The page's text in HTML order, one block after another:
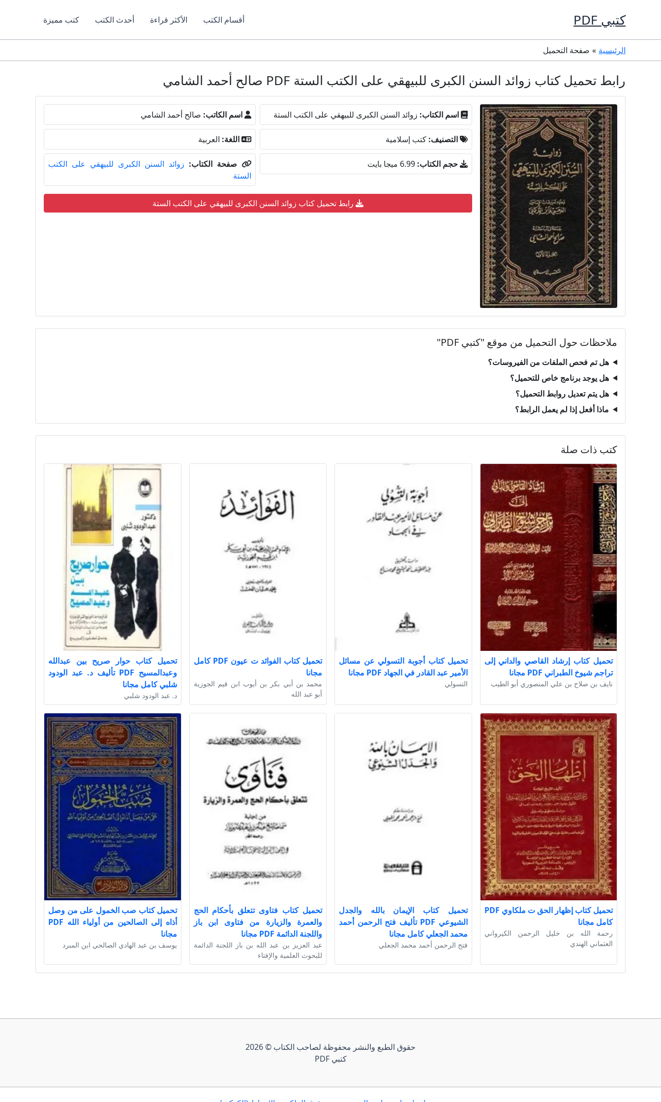
كتبي PDF أقسام الكتب الأكثر قراءة أحدث الكتب كتب مميزة
الرئيسية صفحة التحميل
رابط تحميل كتاب زوائد السنن الكبرى للبيهقي على الكتب الستة PDF صالح أحمد الشامي
اسم الكتاب: زوائد السنن الكبرى للبيهقي على الكتب الستة اسم الكاتب: صالح أحمد الشامي
التصنيف: كتب إسلامية اللغة: العربية
حجم الكتاب: 6.99 ميجا بايت صفحة الكتاب: زوائد السنن الكبرى للبيهقي على الكتب
الستة
رابط تحميل كتاب زوائد السنن الكبرى للبيهقي على الكتب الستة
ملاحظات حول التحميل من موقع "كتبي PDF"
هل تم فحص الملفات من الفيروسات؟
هل يوجد برنامج خاص للتحميل؟
هل يتم تعديل روابط التحميل؟
ماذا أفعل إذا لم يعمل الرابط؟
كتب ذات صلة
تحميل كتاب إرشاد القاصي والداني إلى
تراجم شيوخ الطبراني PDF مجانا
نايف بن صلاح بن علي المنصوري أبو الطيب
تحميل كتاب أجوبة التسولي عن مسائل
الأمير عبد القادر في الجهاد PDF مجانا
التسولي
تحميل كتاب الفوائد ت عيون PDF كامل
مجانا
محمد بن أبي بكر بن أيوب ابن قيم الجوزية
أبو عبد الله
تحميل كتاب حوار صريح بين عبدالله
وعبدالمسيح PDF تأليف د. عبد الودود
شلبي كامل مجانا
د. عبد الودود شلبي
تحميل كتاب إظهار الحق ت ملكاوي PDF
كامل مجانا
رحمة الله بن خليل الرحمن الكيرواني
العثماني الهندي
تحميل كتاب الإيمان بالله والجدل
الشيوعي PDF تأليف فتح الرحمن أحمد
محمد الجعلي كامل مجانا
فتح الرحمن أحمد محمد الجعلي
تحميل كتاب فتاوى تتعلق بأحكام الحج
والعمرة والزيارة من فتاوى ابن باز
واللجنة الدائمة PDF مجانا
عبد العزيز بن عبد الله بن باز اللجنة الدائمة
للبحوث العلمية والإفتاء
تحميل كتاب صب الخمول على من وصل
أذاه إلى الصالحين من أولياء الله PDF
مجانا
يوسف بن عبد الهادي الصالحي ابن المبرد
حقوق الطبع والنشر محفوظة لصاحب الكتاب © 2026
كتبي PDF